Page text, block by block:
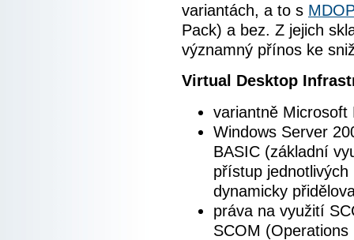
variantách, a to s
Pack) a bez. Z jejich
významný přínos ke
Virtual Desktop
variantně Microsoft
Windows Server
BASIC (základní
přístup
dynamicky
práva na využití
SCOM